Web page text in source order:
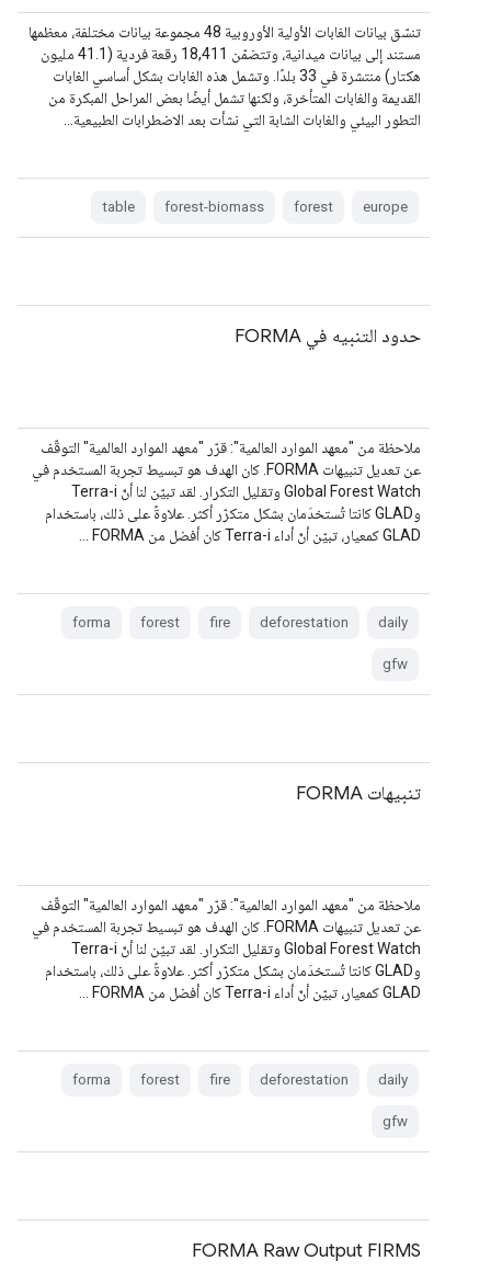
تنسّق بيانات الغابات الأولية الأوروبية 48 مجموعة بيانات مختلفة، معظمها
مستند إلى بيانات ميدانية، وتتضمّن 18,411 رقعة فردية (41.1 مليون
هكتار) منتشرة في 33 بلدًا. وتشمل هذه الغابات بشكل أساسي الغابات
القديمة والغابات المتأخرة، ولكنها تشمل أيضًا بعض المراحل المبكرة من
التطور البيئي والغابات الشابة التي نشأت بعد الاضطرابات الطبيعية…
europe
forest
forest-biomass
table
حدود التنبيه في FORMA
ملاحظة من "معهد الموارد العالمية": قرّر "معهد الموارد العالمية" التوقّف
عن تعديل تنبيهات FORMA. كان الهدف هو تبسيط تجربة المستخدم في
Global Forest Watch وتقليل التكرار. لقد تبيّن لنا أنّ Terra-i
وGLAD كانتا تُستخدَمان بشكل متكرّر أكثر. علاوةً على ذلك، باستخدام
GLAD كمعيار، تبيّن أنّ أداء Terra-i كان أفضل من FORMA …
daily
deforestation
fire
forest
forma
gfw
تنبيهات FORMA
ملاحظة من "معهد الموارد العالمية": قرّر "معهد الموارد العالمية" التوقّف
عن تعديل تنبيهات FORMA. كان الهدف هو تبسيط تجربة المستخدم في
Global Forest Watch وتقليل التكرار. لقد تبيّن لنا أنّ Terra-i
وGLAD كانتا تُستخدَمان بشكل متكرّر أكثر. علاوةً على ذلك، باستخدام
GLAD كمعيار، تبيّن أنّ أداء Terra-i كان أفضل من FORMA …
daily
deforestation
fire
forest
forma
gfw
FORMA Raw Output FIRMS